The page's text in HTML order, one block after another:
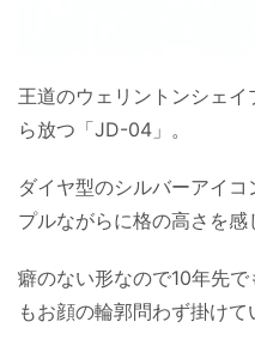
王道のウェリントンシェ
ら放つ「JD-04」。
ダイヤ型のシルバーアイ
プルながらに格の高さを感
癖のない形なので10年先
もお顔の輪郭問わず掛けて